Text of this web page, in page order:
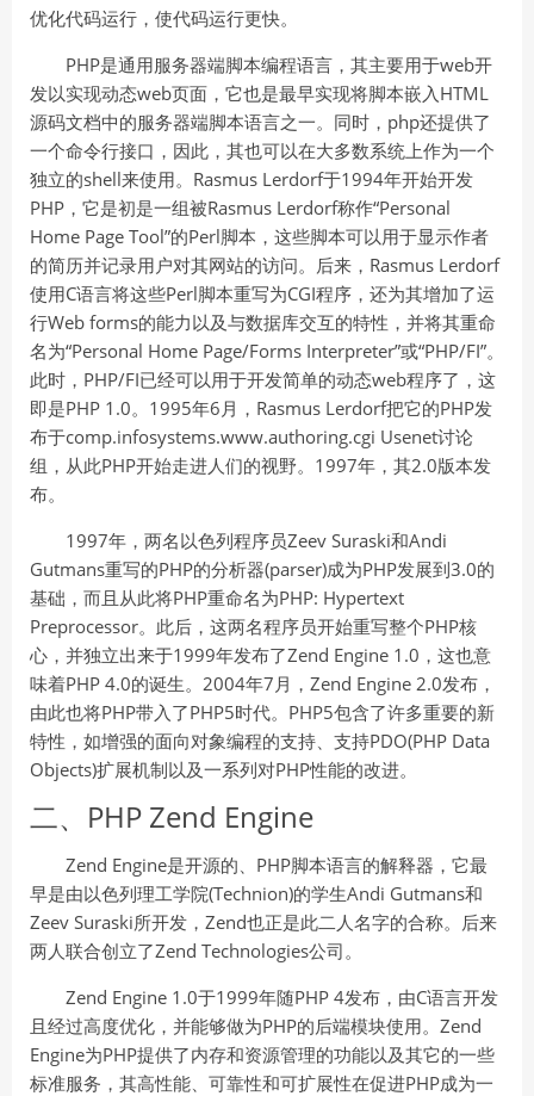
优化代码运行，使代码运行更快。
PHP是通用服务器端脚本编程语言，其主要用于web开
发以实现动态web页面，它也是最早实现将脚本嵌入HTML
源码文档中的服务器端脚本语言之一。同时，php还提供了
一个命令行接口，因此，其也可以在大多数系统上作为一个
独立的shell来使用。Rasmus Lerdorf于1994年开始开发
PHP，它是初是一组被Rasmus Lerdorf称作“Personal
Home Page Tool”的Perl脚本，这些脚本可以用于显示作者
的简历并记录用户对其网站的访问。后来，Rasmus Lerdorf
使用C语言将这些Perl脚本重写为CGI程序，还为其增加了运
行Web forms的能力以及与数据库交互的特性，并将其重命
名为“Personal Home Page/Forms Interpreter”或“PHP/FI”。
此时，PHP/FI已经可以用于开发简单的动态web程序了，这
即是PHP 1.0。1995年6月，Rasmus Lerdorf把它的PHP发
布于comp.infosystems.www.authoring.cgi Usenet讨论
组，从此PHP开始走进人们的视野。1997年，其2.0版本发
布。
1997年，两名以色列程序员Zeev Suraski和Andi
Gutmans重写的PHP的分析器(parser)成为PHP发展到3.0的
基础，而且从此将PHP重命名为PHP: Hypertext
Preprocessor。此后，这两名程序员开始重写整个PHP核
心，并独立出来于1999年发布了Zend Engine 1.0，这也意
味着PHP 4.0的诞生。2004年7月，Zend Engine 2.0发布，
由此也将PHP带入了PHP5时代。PHP5包含了许多重要的新
特性，如增强的面向对象编程的支持、支持PDO(PHP Data
Objects)扩展机制以及一系列对PHP性能的改进。
二、PHP Zend Engine
Zend Engine是开源的、PHP脚本语言的解释器，它最
早是由以色列理工学院(Technion)的学生Andi Gutmans和
Zeev Suraski所开发，Zend也正是此二人名字的合称。后来
两人联合创立了Zend Technologies公司。
Zend Engine 1.0于1999年随PHP 4发布，由C语言开发
且经过高度优化，并能够做为PHP的后端模块使用。Zend
Engine为PHP提供了内存和资源管理的功能以及其它的一些
标准服务，其高性能、可靠性和可扩展性在促进PHP成为一